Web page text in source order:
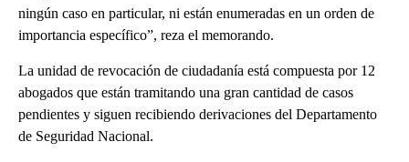
ningún caso en particular, ni están enumeradas en un orden de
importancia específico”, reza el memorando.
La unidad de revocación de ciudadanía está compuesta por 12
abogados que están tramitando una gran cantidad de casos
pendientes y siguen recibiendo derivaciones del Departamento
de Seguridad Nacional.